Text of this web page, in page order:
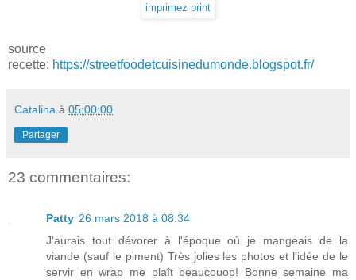
imprimez print
source
recette: https://streetfoodetcuisinedumonde.blogspot.fr/
Catalina à 05:00:00
Partager
23 commentaires:
Patty 26 mars 2018 à 08:34
J'aurais tout dévorer à l'époque où je mangeais de la
viande (sauf le piment) Très jolies les photos et l'idée de le
servir en wrap me plaît beaucouop! Bonne semaine ma